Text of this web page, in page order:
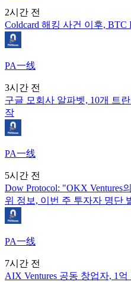
2시간 전
Coldcard 해킹 사건 이후,
PA一线
3시간 전
구글 모회사 알파벳, 10개 트
작
PA一线
5시간 전
Dow Protocol: "OKX Ventures
위 정보, 이번 주 투자자 명단
PA一线
7시간 전
AIX Ventures 공동 창업자, 1